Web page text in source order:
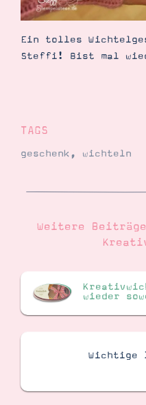
Ein tolles
Steffi! Bist mal
TAGS
geschenk, wichteln
Weitere
wieder
Wichtige